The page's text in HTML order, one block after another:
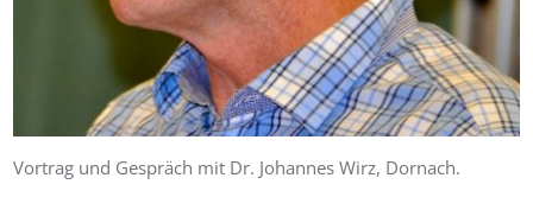
Vortrag und Gespräch mit Dr. Johannes Wirz, Dornach.